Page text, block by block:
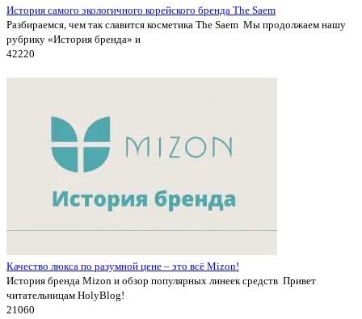
История самого экологичного корейского бренда The Saem
Разбираемся, чем так славится косметика The Saem Мы продолжаем нашу
рубрику «История бренда» и
42220
Качество люкса по разумной цене – это всё Mizon!
История бренда Mizon и обзор популярных линеек средств Привет
читательницам HolyBlog!
21060